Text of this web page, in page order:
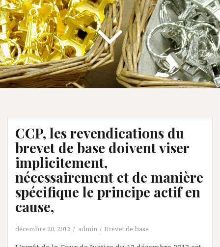
CCP, les revendications du
brevet de base doivent viser
implicitement,
nécessairement et de manière
spécifique le principe actif en
cause,
décembre 20, 2013 admin Brevet de base